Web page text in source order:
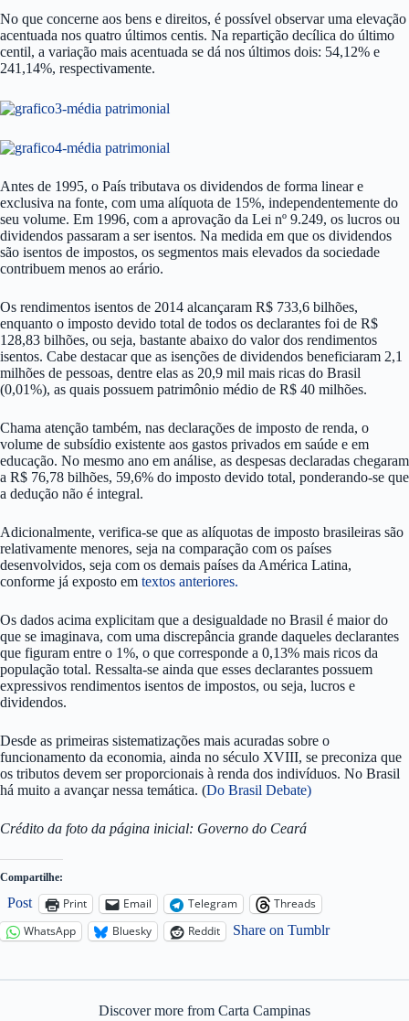
No que concerne aos bens e direitos, é possível observar uma elevação
acentuada nos quatro últimos centis. Na repartição decílica do último
centil, a variação mais acentuada se dá nos últimos dois: 54,12% e
241,14%, respectivamente.
Antes de 1995, o País tributava os dividendos de forma linear e
exclusiva na fonte, com uma alíquota de 15%, independentemente do
seu volume. Em 1996, com a aprovação da Lei nº 9.249, os lucros ou
dividendos passaram a ser isentos. Na medida em que os dividendos
são isentos de impostos, os segmentos mais elevados da sociedade
contribuem menos ao erário.
Os rendimentos isentos de 2014 alcançaram R$ 733,6 bilhões,
enquanto o imposto devido total de todos os declarantes foi de R$
128,83 bilhões, ou seja, bastante abaixo do valor dos rendimentos
isentos. Cabe destacar que as isenções de dividendos beneficiaram 2,1
milhões de pessoas, dentre elas as 20,9 mil mais ricas do Brasil
(0,01%), as quais possuem patrimônio médio de R$ 40 milhões.
Chama atenção também, nas declarações de imposto de renda, o
volume de subsídio existente aos gastos privados em saúde e em
educação. No mesmo ano em análise, as despesas declaradas chegaram
a R$ 76,78 bilhões, 59,6% do imposto devido total, ponderando-se que
a dedução não é integral.
Adicionalmente, verifica-se que as alíquotas de imposto brasileiras são
relativamente menores, seja na comparação com os países
desenvolvidos, seja com os demais países da América Latina,
conforme já exposto em textos anteriores.
Os dados acima explicitam que a desigualdade no Brasil é maior do
que se imaginava, com uma discrepância grande daqueles declarantes
que figuram entre o 1%, o que corresponde a 0,13% mais ricos da
população total. Ressalta-se ainda que esses declarantes possuem
expressivos rendimentos isentos de impostos, ou seja, lucros e
dividendos.
Desde as primeiras sistematizações mais acuradas sobre o
funcionamento da economia, ainda no século XVIII, se preconiza que
os tributos devem ser proporcionais à renda dos indivíduos. No Brasil
há muito a avançar nessa temática. (Do Brasil Debate)
Crédito da foto da página inicial: Governo do Ceará
Compartilhe:
Post Print Email Telegram
Threads
WhatsApp
Bluesky Reddit Share on Tumblr
Discover more from Carta Campinas